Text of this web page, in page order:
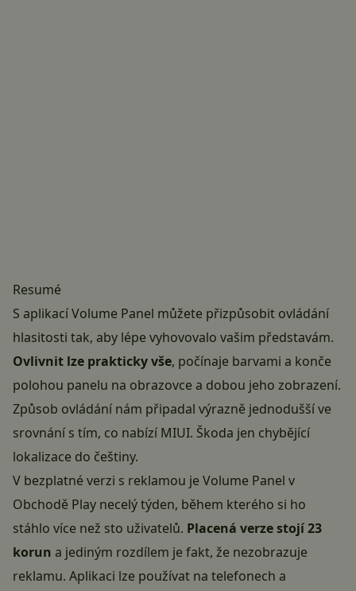
Resumé
S aplikací Volume Panel můžete přizpůsobit ovládání
hlasitosti tak, aby lépe vyhovovalo vašim představám.
Ovlivnit lze prakticky vše, počínaje barvami a konče
polohou panelu na obrazovce a dobou jeho zobrazení.
Způsob ovládání nám připadal výrazně jednodušší ve
srovnání s tím, co nabízí MIUI. Škoda jen chybějící
lokalizace do češtiny.
V bezplatné verzi s reklamou je Volume Panel v
Obchodě Play necelý týden, během kterého si ho
stáhlo více než sto uživatelů. Placená verze stojí 23
korun a jediným rozdílem je fakt, že nezobrazuje
reklamu. Aplikaci lze používat na telefonech a